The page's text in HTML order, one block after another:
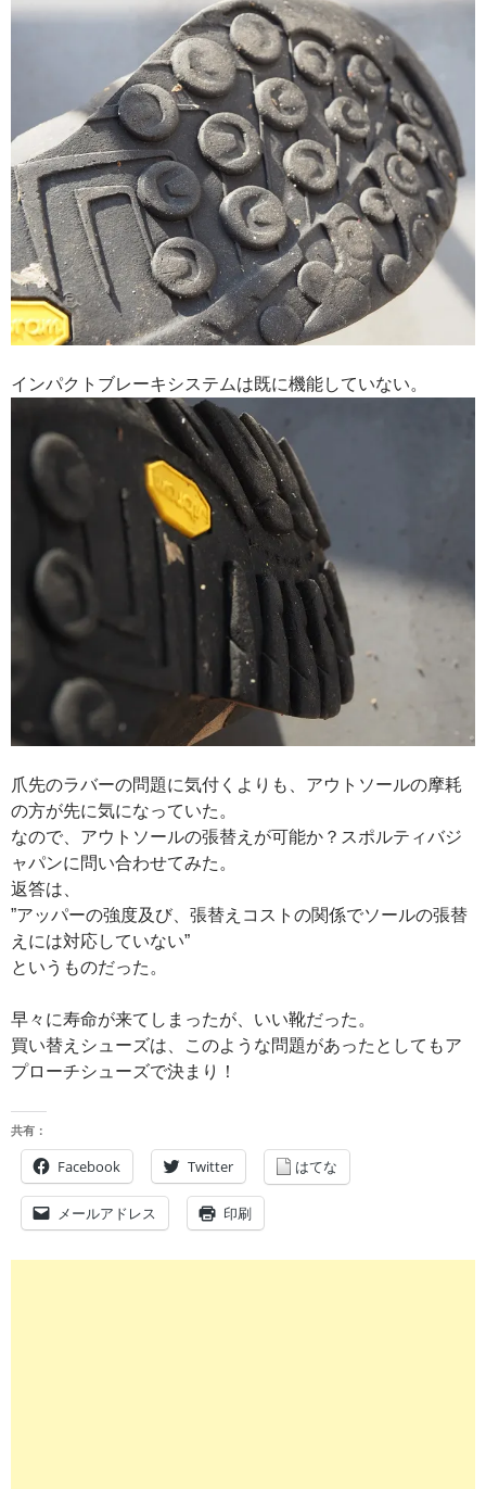
インパクトブレーキシステムは既に機能していない。
爪先のラバーの問題に気付くよりも、アウトソールの摩耗
の方が先に気になっていた。
なので、アウトソールの張替えが可能か？スポルティバジ
ャパンに問い合わせてみた。
返答は、
”アッパーの強度及び、張替えコストの関係でソールの張替
えには対応していない”
というものだった。
早々に寿命が来てしまったが、いい靴だった。
買い替えシューズは、このような問題があったとしてもア
プローチシューズで決まり！
共有：
Facebook Twitter はてな
メールアドレス 印刷